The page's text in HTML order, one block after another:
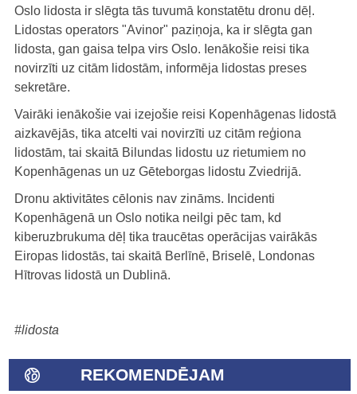
Oslo lidosta ir slēgta tās tuvumā konstatētu dronu dēļ.
Lidostas operators "Avinor" paziņoja, ka ir slēgta gan
lidosta, gan gaisa telpa virs Oslo. Ienākošie reisi tika
novirzīti uz citām lidostām, informēja lidostas preses
sekretāre.
Vairāki ienākošie vai izejošie reisi Kopenhāgenas lidostā
aizkavējās, tika atcelti vai novirzīti uz citām reģiona
lidostām, tai skaitā Bilundas lidostu uz rietumiem no
Kopenhāgenas un uz Gēteborgas lidostu Zviedrijā.
Dronu aktivitātes cēlonis nav zināms. Incidenti
Kopenhāgenā un Oslo notika neilgi pēc tam, kd
kiberuzbrukuma dēļ tika traucētas operācijas vairākās
Eiropas lidostās, tai skaitā Berlīnē, Briselē, Londonas
Hītrovas lidostā un Dublinā.
#lidosta
REKOMENDĒJAM